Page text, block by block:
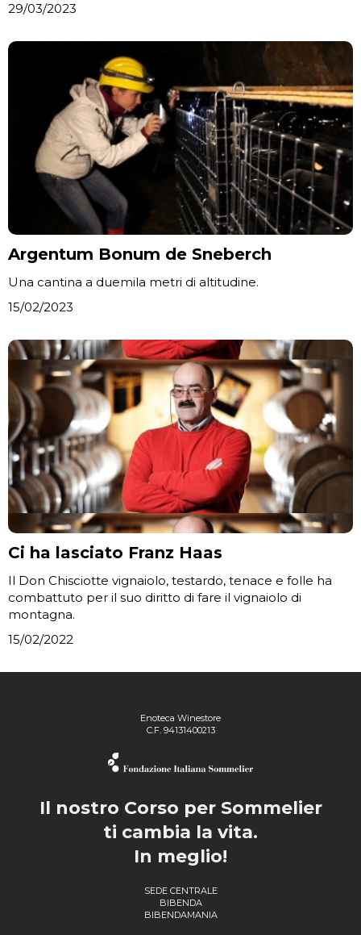
29/03/2023
Argentum Bonum de Sneberch
Una cantina a duemila metri di altitudine.
15/02/2023
Ci ha lasciato Franz Haas
Il Don Chisciotte vignaiolo, testardo, tenace e folle ha
combattuto per il suo diritto di fare il vignaiolo di
montagna.
15/02/2022
Enoteca Winestore
C.F. 94131400213
Il nostro Corso per Sommelier
ti cambia la vita.
In meglio!
SEDE CENTRALE
BIBENDA
BIBENDAMANIA